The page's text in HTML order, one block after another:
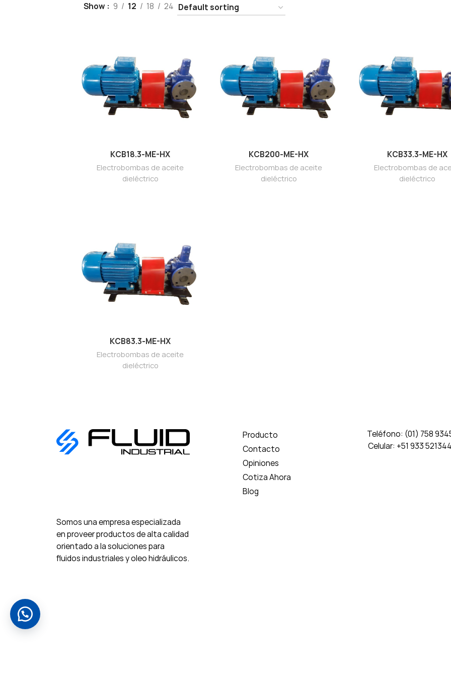
Show 9 12 18 24
KCB18.3-ME-HX
Electrobombas de aceite
dieléctrico
KCB200-ME-HX
Electrobombas de aceite
dieléctrico
KCB33.3-ME-HX
Electrobombas de
dieléctrico
KCB83.3-ME-HX
Electrobombas de aceite
dieléctrico
Somos una empresa especializada
en proveer productos de alta calidad
orientado a la soluciones para
fluidos industriales y oleo hidráulicos.
Producto
Contacto
Opiniones
Cotiza Ahora
Blog
Teléfono: (01) 758
Celular: +51 933